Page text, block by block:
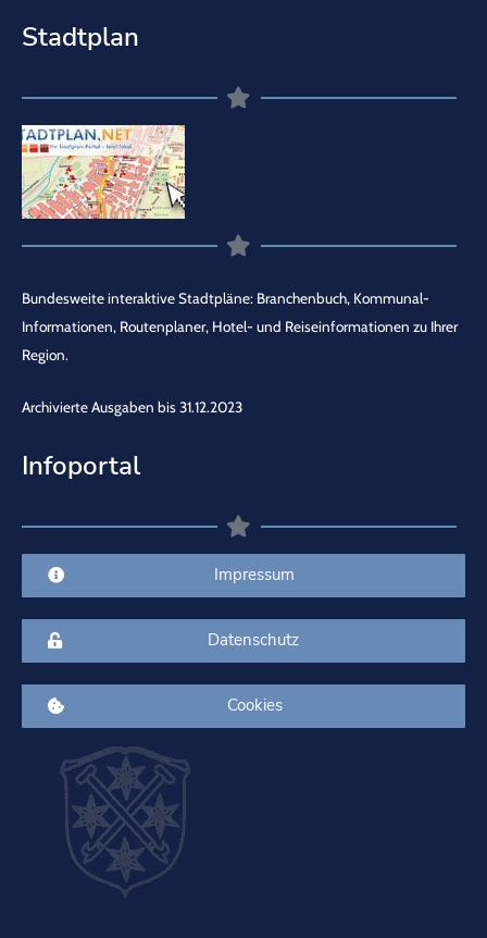
Stadtplan
Bundesweite interaktive Stadtpläne: Branchenbuch, Kommunal-
Informationen, Routenplaner, Hotel- und Reiseinformationen zu Ihrer
Region.
Archivierte Ausgaben bis 31.12.2023
Infoportal
Impressum
Datenschutz
Cookies